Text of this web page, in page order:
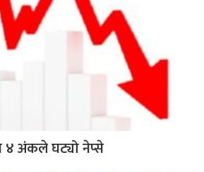
४ अंकले घट्यो नेप्से